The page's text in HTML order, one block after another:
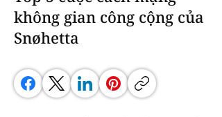
không gian công cộng của
Snøhetta